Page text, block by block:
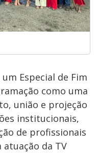
um Especial de Fim
como uma
união e projeção
institucionais,
de profissionais
atuação da TV